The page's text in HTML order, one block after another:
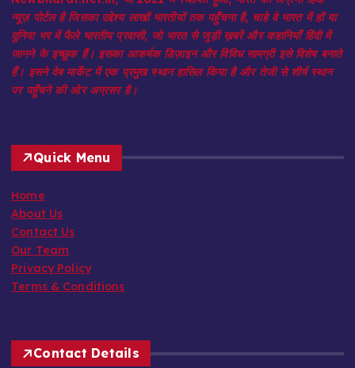
न्यूज़ पोर्टल है जिसका उद्देश्य लाखों भारतीयों तक पहुँचना है, चाहे वे भारत में हों या
दुनिया भर में फैले भारतीय प्रवासी, जो भारत से जुड़ी ख़बरें और कहानियाँ हिंदी में
जानने के इच्छुक हैं। इसका आकर्षक डिज़ाइन और विविध सामग्री इसे विशेष बनाते
हैं। इसने वेब मार्केट में एक प्रमुख स्थान हासिल किया है और तेजी से शीर्ष स्थान
पर पहुँचने की ओर अग्रसर है।
Quick Menu
Home
About Us
Contact Us
Our Team
Privacy Policy
Terms & Conditions
Contact Details